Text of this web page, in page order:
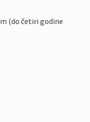
(do četiri godine